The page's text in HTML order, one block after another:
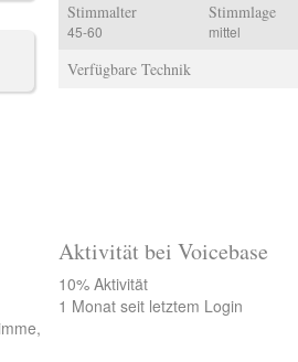
Stimmalter
45-60
Stimmlage
mittel
Verfügbare Technik
Aktivität bei Voicebase
10% Aktivität
1 Monat seit letztem Login